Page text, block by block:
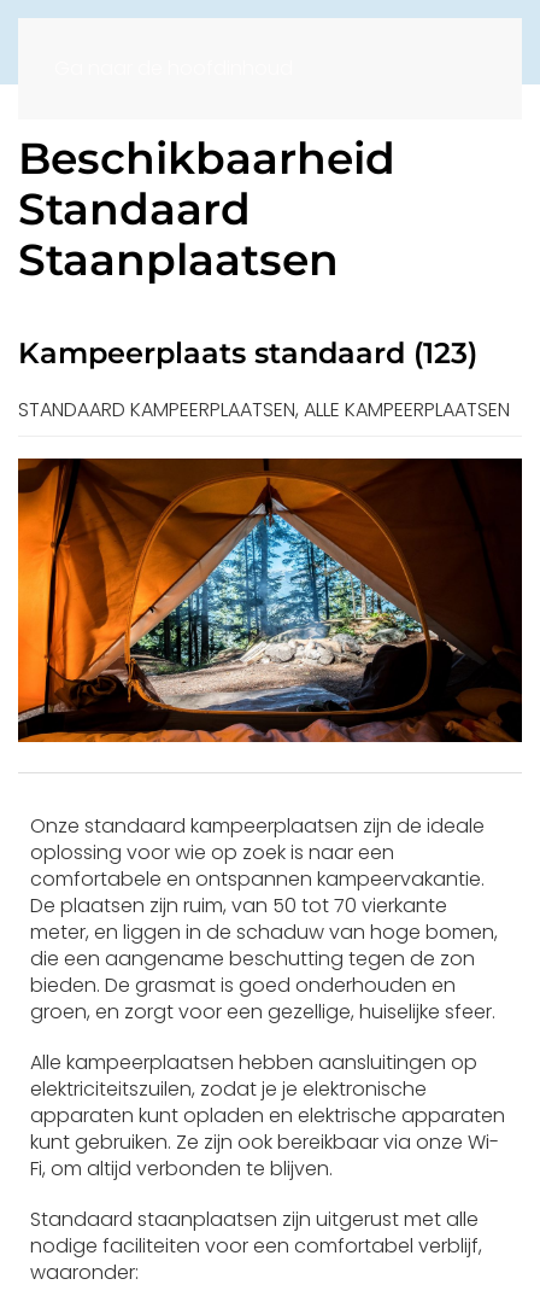
Beschikbaarheid
Standaard
Staanplaatsen
Kampeerplaats standaard (123)
STANDAARD KAMPEERPLAATSEN, ALLE KAMPEERPLAATSEN
Onze standaard kampeerplaatsen zijn de ideale
oplossing voor wie op zoek is naar een
comfortabele en ontspannen kampeervakantie.
De plaatsen zijn ruim, van 50 tot 70 vierkante
meter, en liggen in de schaduw van hoge bomen,
die een aangename beschutting tegen de zon
bieden. De grasmat is goed onderhouden en
groen, en zorgt voor een gezellige, huiselijke sfeer.
Alle kampeerplaatsen hebben aansluitingen op
elektriciteitszuilen, zodat je je elektronische
apparaten kunt opladen en elektrische apparaten
kunt gebruiken. Ze zijn ook bereikbaar via onze Wi-
Fi, om altijd verbonden te blijven.
Standaard staanplaatsen zijn uitgerust met alle
nodige faciliteiten voor een comfortabel verblijf,
waaronder: